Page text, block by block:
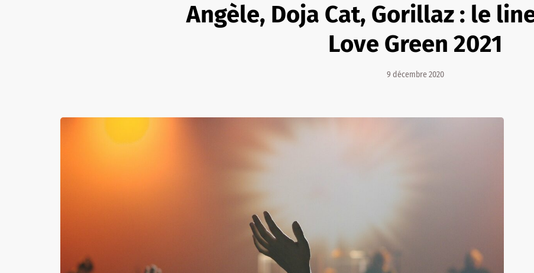
Angèle, Doja Cat, Gorillaz : le
Love Green 2021
9 décembre 2020